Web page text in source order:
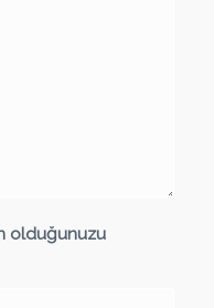
olduğunuzu